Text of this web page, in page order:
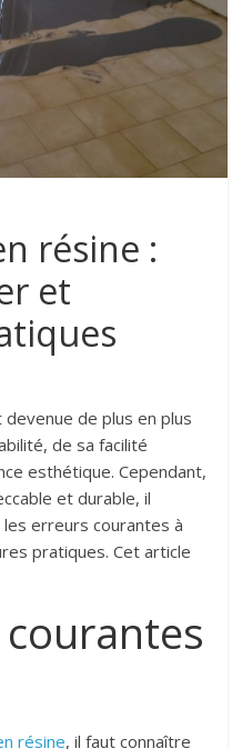
résine :
et
de plus en plus
de sa facilité
esthétique. Cependant,
et durable, il
erreurs courantes à
pratiques. Cet article
résine, il faut connaître